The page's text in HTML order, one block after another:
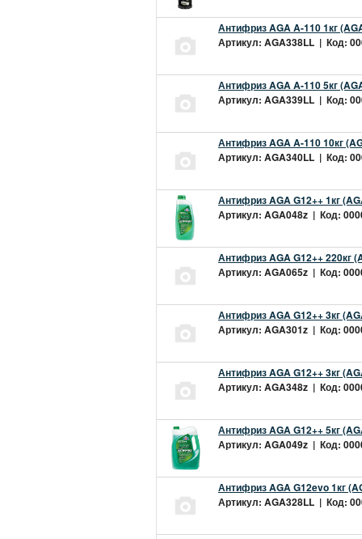
Антифриз AGA A-110 1кг
Артикул: AGA338LL | Код:
Антифриз AGA A-110 5кг
Артикул: AGA339LL | Код:
Антифриз AGA A-110 10кг
Артикул: AGA340LL | Код:
Антифриз AGA G12++ 1кг
Артикул: AGA048z | Код:
Антифриз AGA G12++ 220кг
Артикул: AGA065z | Код:
Антифриз AGA G12++ 3кг
Артикул: AGA301z | Код:
Антифриз AGA G12++ 3кг
Артикул: AGA348z | Код:
Антифриз AGA G12++ 5кг
Артикул: AGA049z | Код:
Антифриз AGA G12evo 1кг
Артикул: AGA328LL | Код: